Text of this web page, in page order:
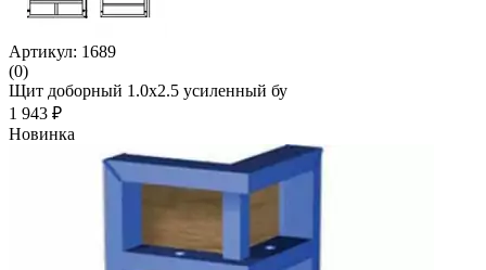
Артикул: 1689
(0)
Щит доборный 1.0х2.5 усиленный бу
1 943 ₽
Новинка